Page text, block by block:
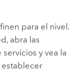
para el nivel.
abra las
y vea la
establecer